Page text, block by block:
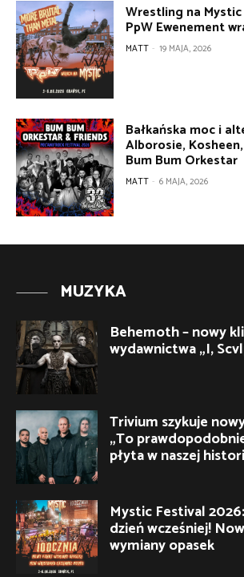
Wrestling na
PpW Ewenement
MATT - 19 MAJA, 2026
Bałkańska moc i
Alborosie,
Bum Bum Orkestar
MATT - 6 MAJA, 2026
MUZYKA
Behemoth – nowy
wydawnictwa „I,
Trivium szykuje
„To
płyta w naszej
Mystic Festival
dzień wcześniej!
wymiany opasek